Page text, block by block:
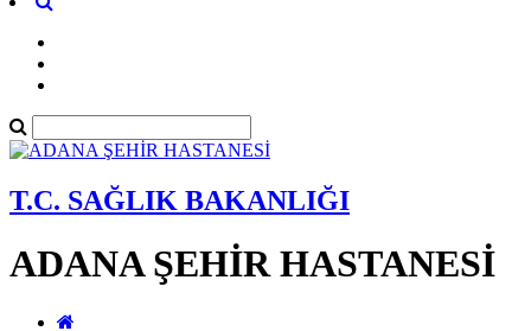
T.C. SAĞLIK BAKANLIĞI
ADANA ŞEHİR HASTANESİ